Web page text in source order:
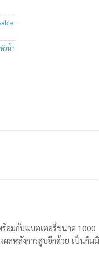
วน้ำ
ร้อมกับแบตเตอรี่ขนาด 1000
ผลหลังการสูบอีกด้วย เป็นกิม